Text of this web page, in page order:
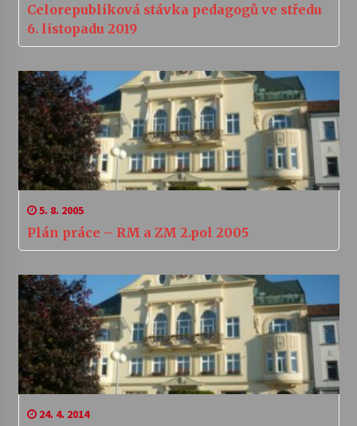
Celorepubliková stávka pedagogů ve středu
6. listopadu 2019
5. 8. 2005
Plán práce – RM a ZM 2.pol 2005
24. 4. 2014